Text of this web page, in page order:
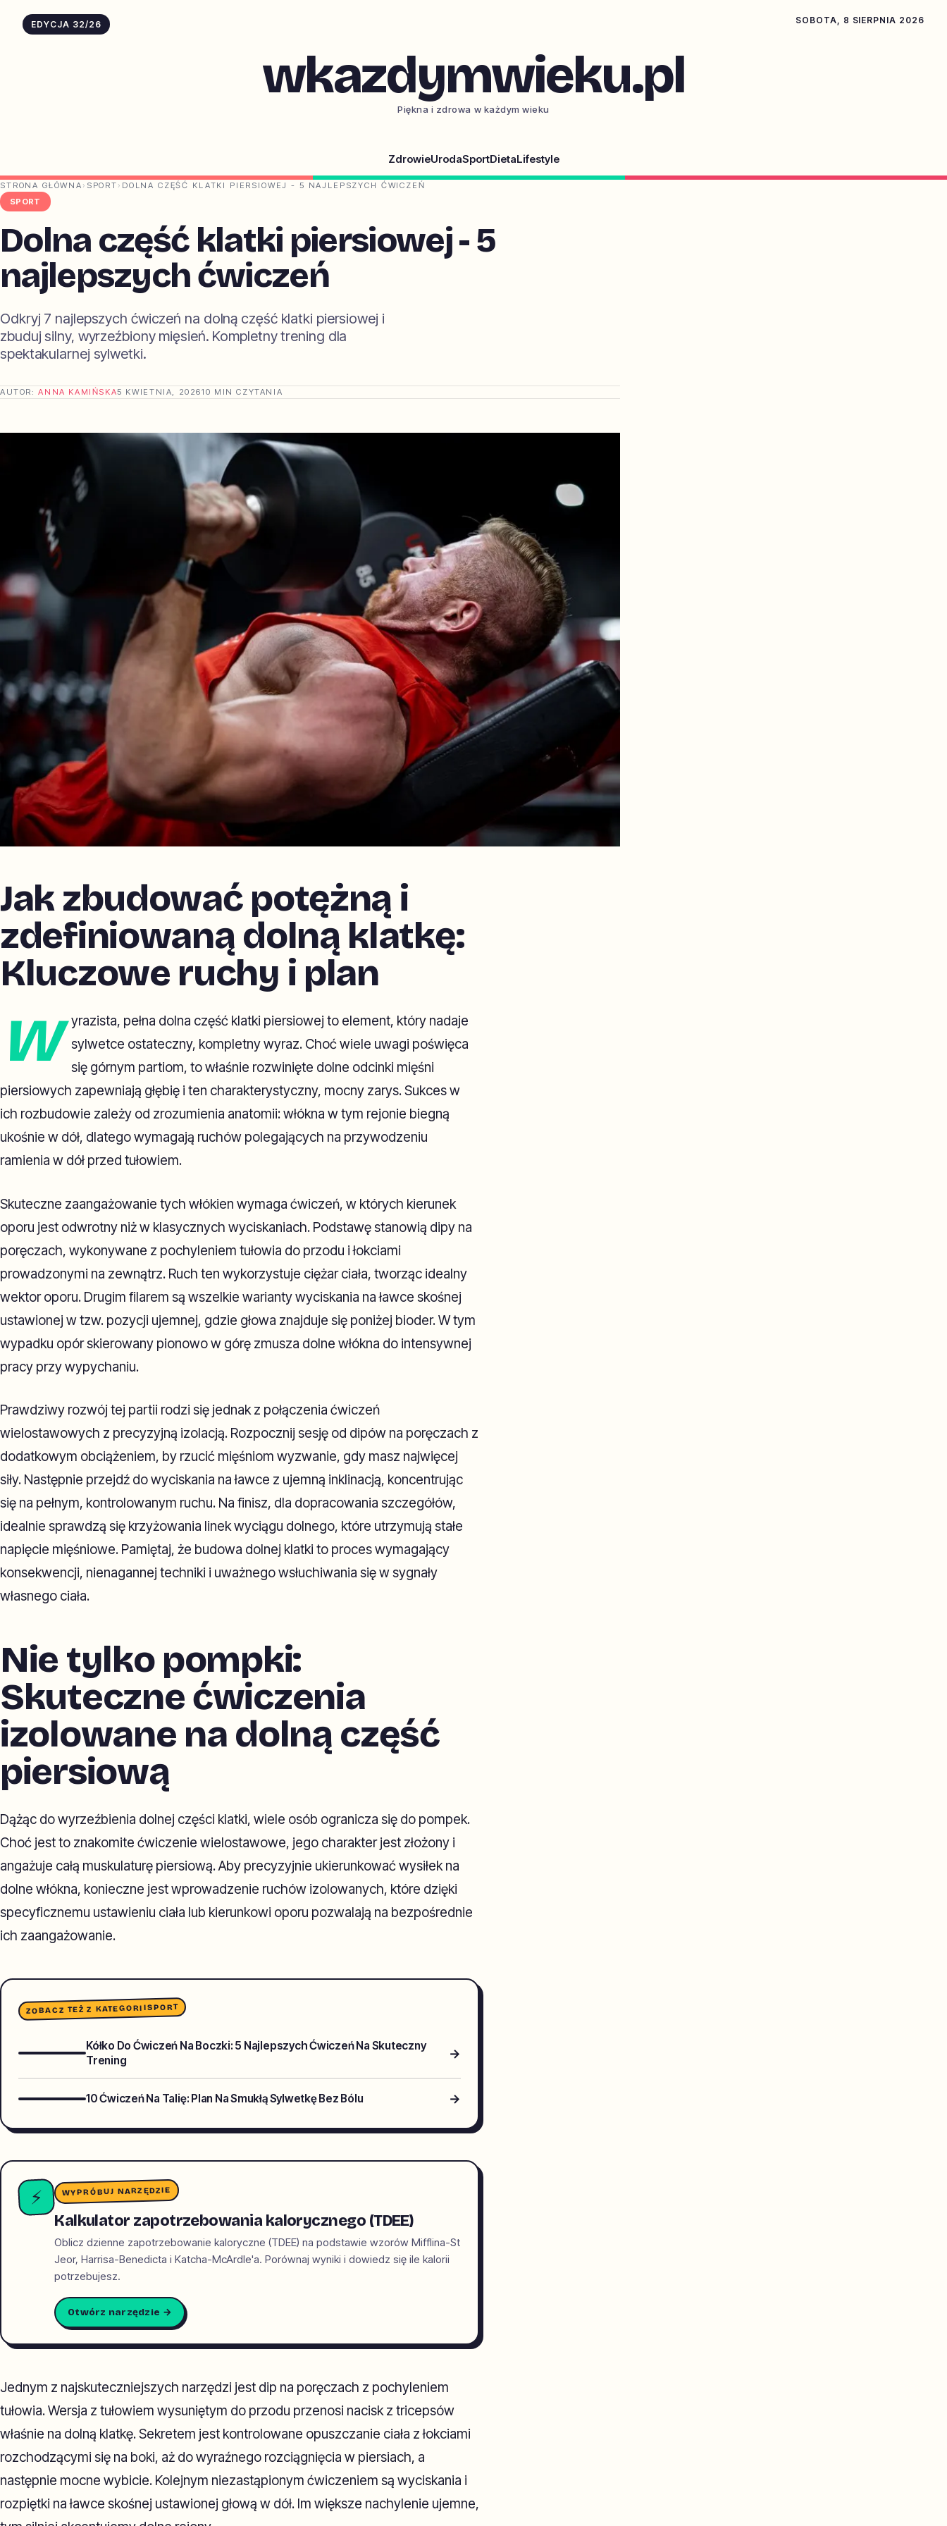
EDYCJA 32/26 SOBOTA, 8 SIERPNIA 2026
wkazdymwieku.pl
Piękna i zdrowa w każdym wieku
ZdrowieUrodaSportDietaLifestyle
STRONA GŁÓWNA › SPORT › DOLNA CZĘŚĆ KLATKI PIERSIOWEJ - 5 NAJLEPSZYCH ĆWICZEŃ
SPORT
Dolna część klatki piersiowej - 5
najlepszych ćwiczeń
Odkryj 7 najlepszych ćwiczeń na dolną część klatki piersiowej i
zbuduj silny, wyrzeźbiony mięsień. Kompletny trening dla
spektakularnej sylwetki.
AUTOR:ANNA KAMIŃSKA5 KWIETNIA, 202610 MIN CZYTANIA
Jak zbudować potężną i
zdefiniowaną dolną klatkę:
Kluczowe ruchy i plan
W
yrazista, pełna dolna część klatki piersiowej to element, który nadaje
sylwetce ostateczny, kompletny wyraz. Choć wiele uwagi poświęca
się górnym partiom, to właśnie rozwinięte dolne odcinki mięśni
piersiowych zapewniają głębię i ten charakterystyczny, mocny zarys. Sukces w
ich rozbudowie zależy od zrozumienia anatomii: włókna w tym rejonie biegną
ukośnie w dół, dlatego wymagają ruchów polegających na przywodzeniu
ramienia w dół przed tułowiem.
Skuteczne zaangażowanie tych włókien wymaga ćwiczeń, w których kierunek
oporu jest odwrotny niż w klasycznych wyciskaniach. Podstawę stanowią dipy na
poręczach, wykonywane z pochyleniem tułowia do przodu i łokciami
prowadzonymi na zewnątrz. Ruch ten wykorzystuje ciężar ciała, tworząc idealny
wektor oporu. Drugim filarem są wszelkie warianty wyciskania na ławce skośnej
ustawionej w tzw. pozycji ujemnej, gdzie głowa znajduje się poniżej bioder. W tym
wypadku opór skierowany pionowo w górę zmusza dolne włókna do intensywnej
pracy przy wypychaniu.
Prawdziwy rozwój tej partii rodzi się jednak z połączenia ćwiczeń
wielostawowych z precyzyjną izolacją. Rozpocznij sesję od dipów na poręczach z
dodatkowym obciążeniem, by rzucić mięśniom wyzwanie, gdy masz najwięcej
siły. Następnie przejdź do wyciskania na ławce z ujemną inklinacją, koncentrując
się na pełnym, kontrolowanym ruchu. Na finisz, dla dopracowania szczegółów,
idealnie sprawdzą się krzyżowania linek wyciągu dolnego, które utrzymują stałe
napięcie mięśniowe. Pamiętaj, że budowa dolnej klatki to proces wymagający
konsekwencji, nienagannej techniki i uważnego wsłuchiwania się w sygnały
własnego ciała.
Nie tylko pompki:
Skuteczne ćwiczenia
izolowane na dolną część
piersiową
Dążąc do wyrzeźbienia dolnej części klatki, wiele osób ogranicza się do pompek.
Choć jest to znakomite ćwiczenie wielostawowe, jego charakter jest złożony i
angażuje całą muskulaturę piersiową. Aby precyzyjnie ukierunkować wysiłek na
dolne włókna, konieczne jest wprowadzenie ruchów izolowanych, które dzięki
specyficznemu ustawieniu ciała lub kierunkowi oporu pozwalają na bezpośrednie
ich zaangażowanie.
ZOBACZ TEŻ Z KATEGORIISPORT
Kółko Do Ćwiczeń Na Boczki: 5 Najlepszych Ćwiczeń Na Skuteczny
Trening
→
10 Ćwiczeń Na Talię: Plan Na Smukłą Sylwetkę Bez Bólu →
⚡ WYPRÓBUJ NARZĘDZIE
Kalkulator zapotrzebowania kalorycznego (TDEE)
Oblicz dzienne zapotrzebowanie kaloryczne (TDEE) na podstawie wzorów Mifflina-St
Jeor, Harrisa-Benedicta i Katcha-McArdle'a. Porównaj wyniki i dowiedz się ile kalorii
potrzebujesz.
Otwórz narzędzie →
Jednym z najskuteczniejszych narzędzi jest dip na poręczach z pochyleniem
tułowia. Wersja z tułowiem wysuniętym do przodu przenosi nacisk z tricepsów
właśnie na dolną klatkę. Sekretem jest kontrolowane opuszczanie ciała z łokciami
rozchodzącymi się na boki, aż do wyraźnego rozciągnięcia w piersiach, a
następnie mocne wybicie. Kolejnym niezastąpionym ćwiczeniem są wyciskania i
rozpiętki na ławce skośnej ustawionej głową w dół. Im większe nachylenie ujemne,